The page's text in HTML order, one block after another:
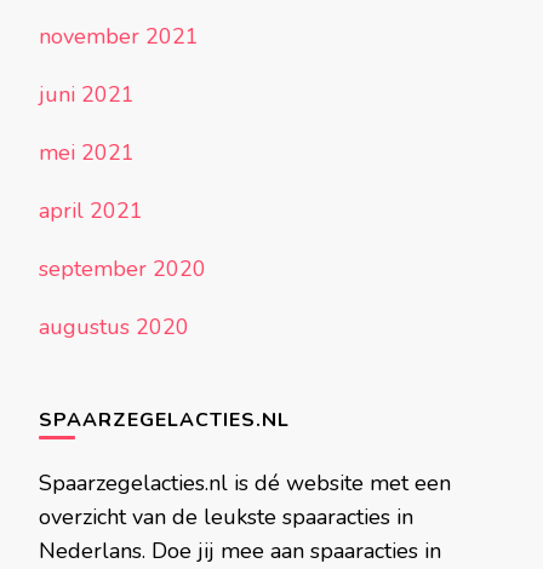
november 2021
juni 2021
mei 2021
april 2021
september 2020
augustus 2020
SPAARZEGELACTIES.NL
Spaarzegelacties.nl is dé website met een
overzicht van de leukste spaaracties in
Nederlans. Doe jij mee aan spaaracties in